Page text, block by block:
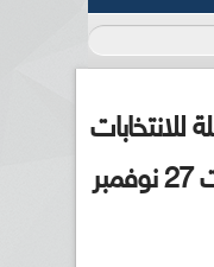
للانتخابات
تكشف عن شعار محليات 27 نوفمبر